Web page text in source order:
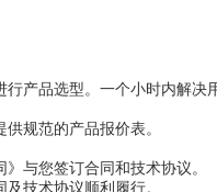
产品选型。一个小时内解决
规范的产品报价表。
与您签订合同和技术协议。
技术协议顺利履行。